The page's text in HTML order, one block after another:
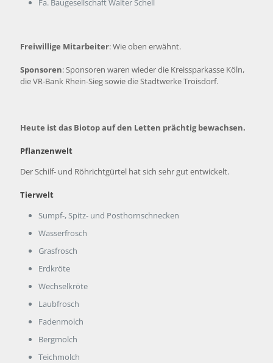
Fa. Baugesellschaft Walter Schell
Freiwillige Mitarbeiter: Wie oben erwähnt.
Sponsoren: Sponsoren waren wieder die Kreissparkasse Köln,
die VR-Bank Rhein-Sieg sowie die Stadtwerke Troisdorf.
Heute ist das Biotop auf den Letten prächtig bewachsen.
Pflanzenwelt
Der Schilf- und Röhrichtgürtel hat sich sehr gut entwickelt.
Tierwelt
Sumpf-, Spitz- und Posthornschnecken
Wasserfrosch
Grasfrosch
Erdkröte
Wechselkröte
Laubfrosch
Fadenmolch
Bergmolch
Teichmolch